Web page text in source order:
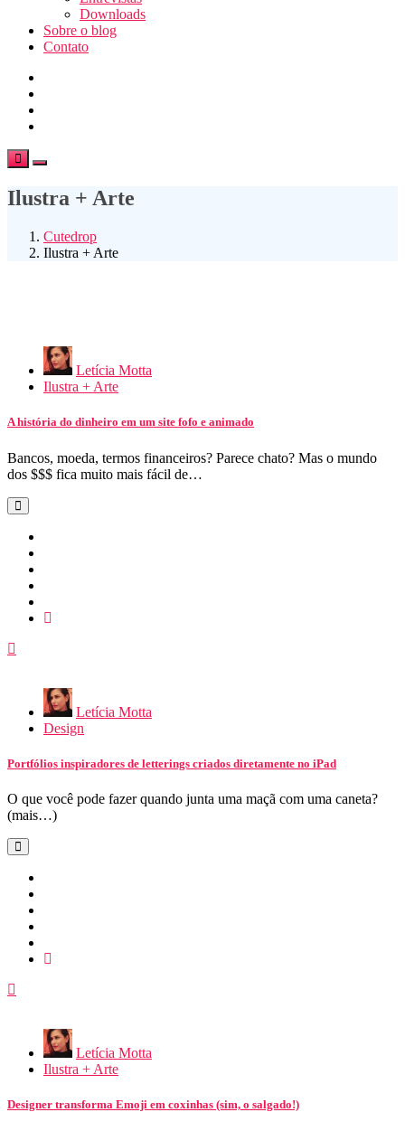
Downloads
Sobre o blog
Contato
Ilustra + Arte
Cutedrop
Ilustra + Arte
Letícia Motta
Ilustra + Arte
A história do dinheiro em um site fofo e animado
Bancos, moeda, termos financeiros? Parece chato? Mas o mundo
dos $$$ fica muito mais fácil de…
Letícia Motta
Design
Portfólios inspiradores de letterings criados diretamente no iPad
O que você pode fazer quando junta uma maçã com uma caneta?
(mais…)
Letícia Motta
Ilustra + Arte
Designer transforma Emoji em coxinhas (sim, o salgado!)